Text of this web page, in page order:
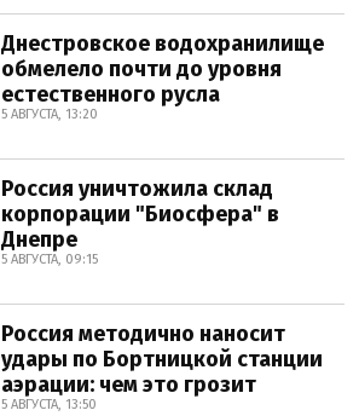
Днестровское водохранилище
обмелело почти до уровня
естественного русла
5 АВГУСТА, 13:20
Россия уничтожила склад
корпорации "Биосфера" в
Днепре
5 АВГУСТА, 09:15
Россия методично наносит
удары по Бортницкой станции
аэрации: чем это грозит
5 АВГУСТА, 13:50